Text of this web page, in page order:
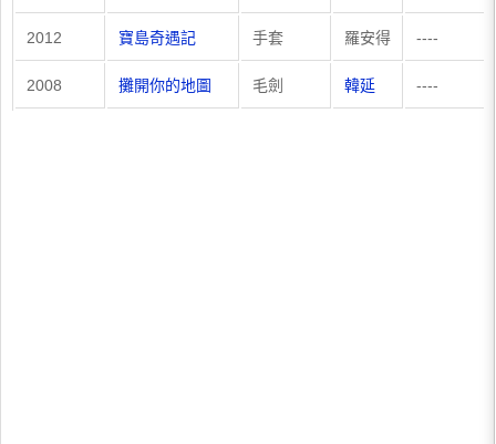
2012 寶島奇遇記 手套 羅安得 ----
2008 攤開你的地圖 毛劍 韓延 ----